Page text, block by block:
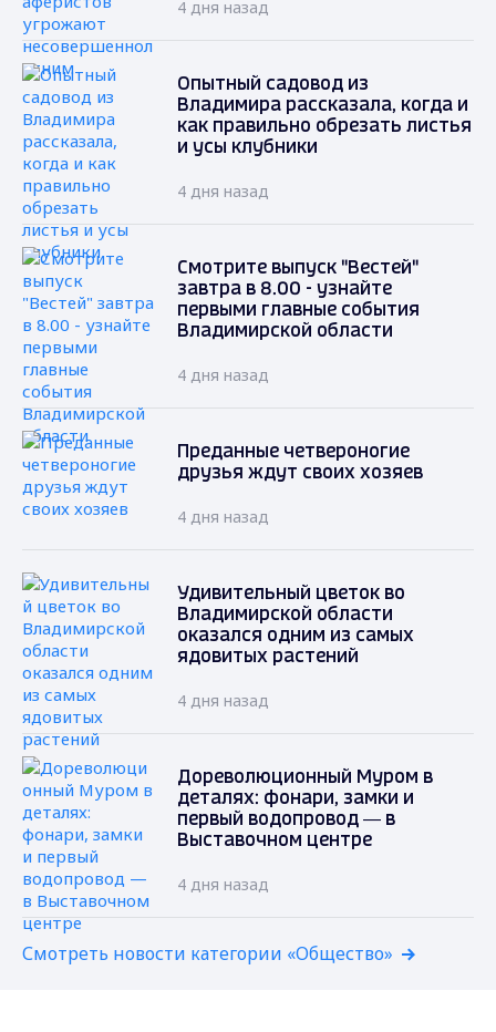
4 дня назад
Опытный садовод из
Владимира рассказала, когда и
как правильно обрезать листья
и усы клубники
4 дня назад
Смотрите выпуск "Вестей"
завтра в 8.00 - узнайте
первыми главные события
Владимирской области
4 дня назад
Преданные четвероногие
друзья ждут своих хозяев
4 дня назад
Удивительный цветок во
Владимирской области
оказался одним из самых
ядовитых растений
4 дня назад
Дореволюционный Муром в
деталях: фонари, замки и
первый водопровод — в
Выставочном центре
4 дня назад
Смотреть новости категории «Общество»